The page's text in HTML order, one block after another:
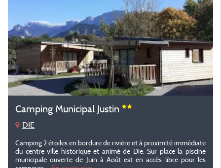
Camping Municipal Justin
DIE
Camping 2 étoiles en bordure de rivière et à proximité immédiate
du centre ville historique et animé de Die. Sur place la piscine
municipale ouverte de Juin à Août est en accès libre pour les